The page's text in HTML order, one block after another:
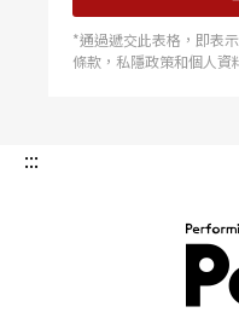
*通過遞交此表格，即表
條款，私隱政策和個人資
:::